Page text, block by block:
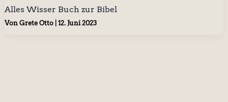
Alles Wisser Buch zur Bibel
Von Grete Otto 12. Juni 2023